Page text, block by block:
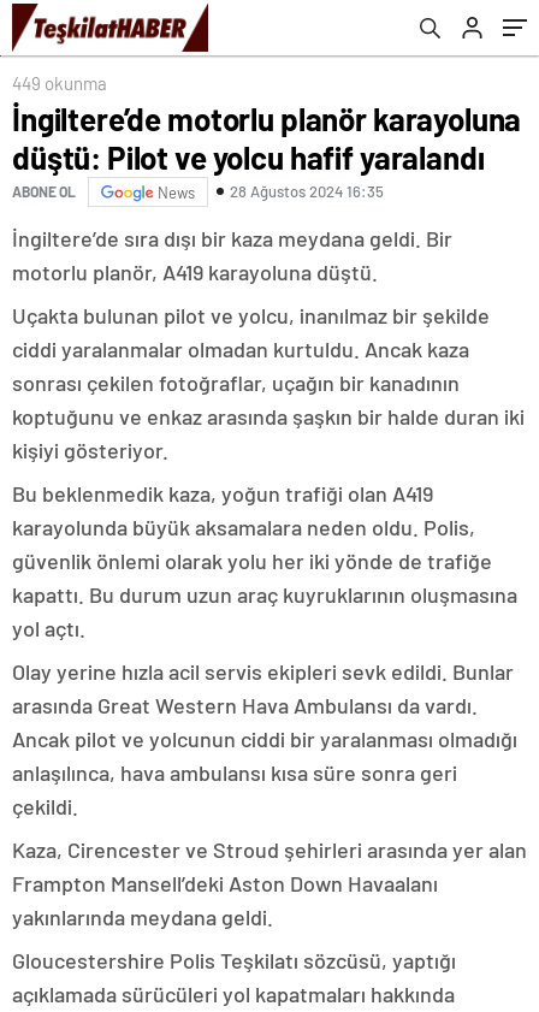
449 okunma
İngiltere’de motorlu planör karayoluna
düştü: Pilot ve yolcu hafif yaralandı
ABONE OL News 28 Ağustos 2024 16:35
İngiltere’de sıra dışı bir kaza meydana geldi. Bir
motorlu planör, A419 karayoluna düştü.
Uçakta bulunan pilot ve yolcu, inanılmaz bir şekilde
ciddi yaralanmalar olmadan kurtuldu. Ancak kaza
sonrası çekilen fotoğraflar, uçağın bir kanadının
koptuğunu ve enkaz arasında şaşkın bir halde duran iki
kişiyi gösteriyor.
Bu beklenmedik kaza, yoğun trafiği olan A419
karayolunda büyük aksamalara neden oldu. Polis,
güvenlik önlemi olarak yolu her iki yönde de trafiğe
kapattı. Bu durum uzun araç kuyruklarının oluşmasına
yol açtı.
Olay yerine hızla acil servis ekipleri sevk edildi. Bunlar
arasında Great Western Hava Ambulansı da vardı.
Ancak pilot ve yolcunun ciddi bir yaralanması olmadığı
anlaşılınca, hava ambulansı kısa süre sonra geri
çekildi.
Kaza, Cirencester ve Stroud şehirleri arasında yer alan
Frampton Mansell’deki Aston Down Havaalanı
yakınlarında meydana geldi.
Gloucestershire Polis Teşkilatı sözcüsü, yaptığı
açıklamada sürücüleri yol kapatmaları hakkında